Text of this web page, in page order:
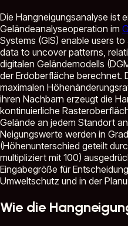
Die Hangneigungsanalyse ist
Geländeanalyseoperation im
Systems (GIS) enable users
data to uncover patterns,
digitalen Geländemodells
der Erdoberfläche berechnet.
maximalen
ihren Nachbarn erzeugt die
kontinuierliche
Gelände an jedem Standort
Neigungswerte werden in
(Höhenunterschied geteilt
multipliziert mit 100)
Eingabegröße für
Umweltschutz und in der
Wie die